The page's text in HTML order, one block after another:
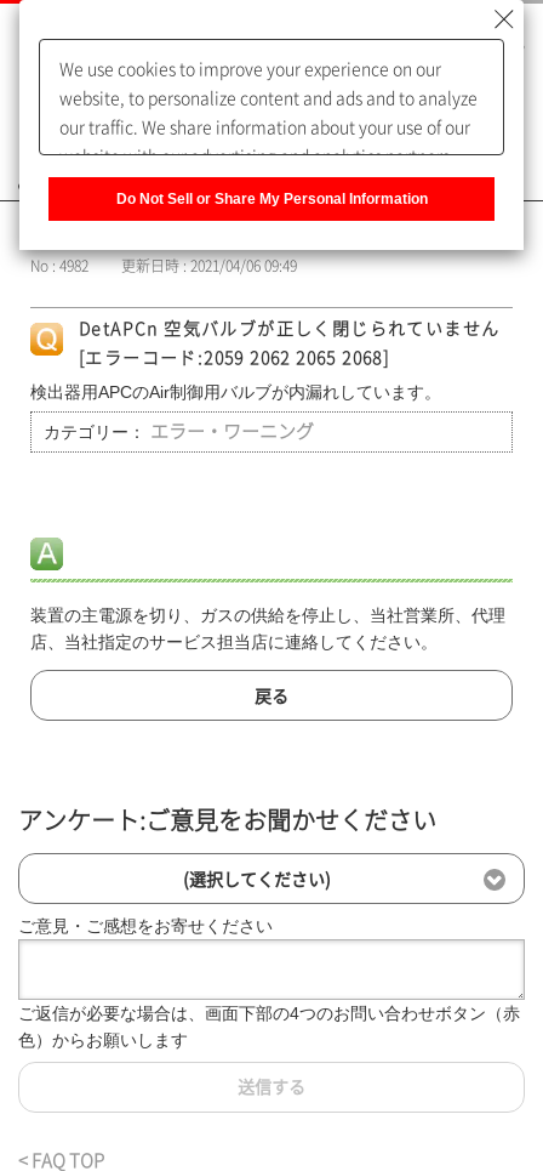
よくあるご質問（FAQ）
No : 4982 更新日時 : 2021/04/06 09:49
DetAPCn 空気バルブが正しく閉じられていません
[エラーコード:2059 2062 2065 2068]
検出器用APCのAir制御用バルブが内漏れしています。
カテゴリー： エラー・ワーニング
装置の主電源を切り、ガスの供給を停止し、当社営業所、代理
店、当社指定のサービス担当店に連絡してください。
戻る
アンケート:ご意見をお聞かせください
(選択してください)
ご意見・ご感想をお寄せください
ご返信が必要な場合は、画面下部の4つのお問い合わせボタン（赤
色）からお願いします
送信する
< FAQ TOP
We use cookies to improve your experience on our
website, to personalize content and ads and to analyze
our traffic. We share information about your use of our
website with our advertising and analytics partners,
of our sharing information about you with our partners.
Information] to customize your cookie settings on our
website.Privacy Policy
Do Not Sell or Share My Personal Information